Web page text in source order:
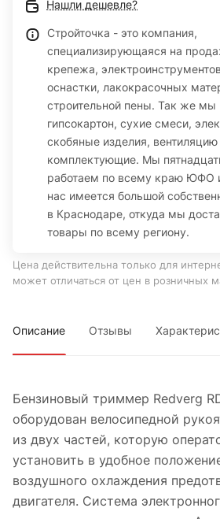
Нашли дешевле?
Стройточка - это компания,
специализирующаяся на
крепежа,
оснастки, лакокрасочных
строительной пены. Так же мы
гипсокартон, сухие смеси,
скобяные изделия, вентиляцию
комплектующие. Мы
работаем по всему краю ЮФО
нас имеется большой
в Краснодаре, откуда мы
товары по всему региону.
Цена действительна только для
может отличаться от цен в розничных
Описание Отзывы
Бензиновый триммер Redverg
оборудован велосипедной
из двух частей, которую
установить в удобное
воздушного охлаждения
двигателя. Система